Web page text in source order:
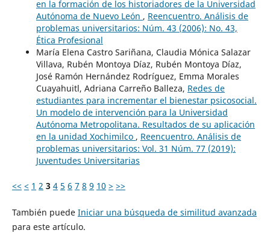
en la formación de los historiadores de la Universidad
Autónoma de Nuevo León , Reencuentro. Análisis de
problemas universitarios: Núm. 43 (2006): No. 43,
Ética Profesional
María Elena Castro Sariñana, Claudia Mónica Salazar
Villava, Rubén Montoya Díaz, Rubén Montoya Díaz,
José Ramón Hernández Rodríguez, Emma Morales
Cuayahuitl, Adriana Carreño Balleza, Redes de
estudiantes para incrementar el bienestar psicosocial.
Un modelo de intervención para la Universidad
Autónoma Metropolitana. Resultados de su aplicación
en la unidad Xochimilco , Reencuentro. Análisis de
problemas universitarios: Vol. 31 Núm. 77 (2019):
Juventudes Universitarias
<< < 1 2 3 4 5 6 7 8 9 10 > >>
También puede Iniciar una búsqueda de similitud avanzada
para este artículo.